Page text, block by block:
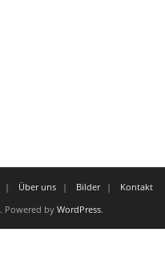
Über uns Bilder
Kontakt
. Powered by WordPress.